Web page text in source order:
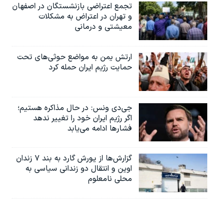
تجمع اعتراضی بازنشستگان در اصفهان
و تهران در اعتراض به مشکلات
معیشتی و درمانی
ارتش یمن به مواضع حوثی‌های تحت
حمایت رژیم ایران حمله کرد
جی‌دی ونس: در حال مذاکره هستیم؛
اگر رژیم ایران خود را تغییر ندهد
فشارها ادامه می‌یابد
گزارش‌ها از یورش گارد به بند ۷ زندان
اوین و انتقال دو زندانی سیاسی به
محلی نامعلوم